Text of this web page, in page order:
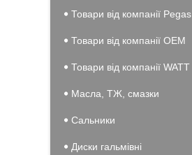
Товари від компанії Pegas
Товари від компанії OEM
Товари від компанії WATT
Масла, ТЖ, смазки
Сальники
Диски гальмівні